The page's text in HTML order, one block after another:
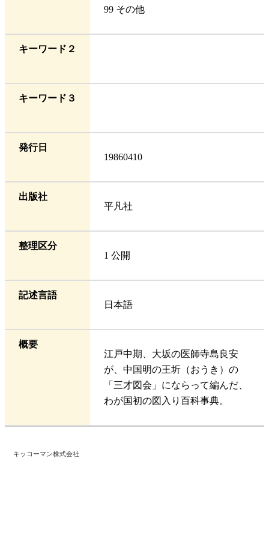
99 その他
キーワード２
キーワード３
発行日
19860410
出版社
平凡社
整理区分
1 公開
記述言語
日本語
概要
江戸中期、大坂の医師寺島良安
が、中国明の王圻（おうき）の
「三才図会」にならって編んだ、
わが国初の図入り百科事典。
キッコーマン株式会社